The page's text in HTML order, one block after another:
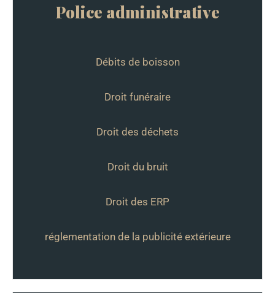
Police administrative
Débits de boisson
Droit funéraire
Droit des déchets
Droit du bruit
Droit des ERP
réglementation de la publicité extérieure